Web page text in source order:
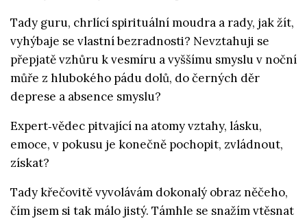
Tady guru, chrlící spirituální moudra a rady, jak žít,
vyhýbaje se vlastní bezradnosti? Nevztahuji se
přepjatě vzhůru k vesmíru a vyššímu smyslu v noční
můře z hlubokého pádu dolů, do černých děr
deprese a absence smyslu?
Expert‑vědec pitvající na atomy vztahy, lásku,
emoce, v pokusu je konečně pochopit, zvládnout,
získat?
Tady křečovitě vyvolávám dokonalý obraz něčeho,
čím jsem si tak málo jistý. Támhle se snažím vtěsnat